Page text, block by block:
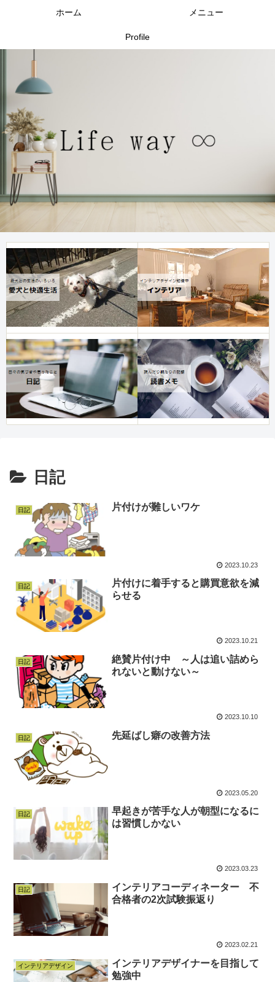
ホーム メニュー
Profile
日記
日記 片付けが難しいワケ
2023.10.23
日記
片付けに着手すると購買意欲を減
らせる
2023.10.21
日記
絶賛片付け中 ～人は追い詰めら
れないと動けない～
2023.10.10
日記 先延ばし癖の改善方法
2023.05.20
日記
早起きが苦手な人が朝型になるに
は習慣しかない
2023.03.23
日記
インテリアコーディネーター 不
合格者の2次試験振返り
2023.02.21
インテリアデザイン
インテリアデザイナーを目指して
勉強中